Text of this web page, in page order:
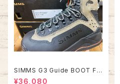
SIMMS G3 Guide BOOT FE
LT（フェルトモデル）
¥36,080